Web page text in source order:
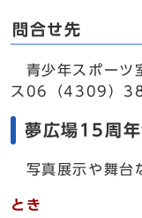
問合せ先
青少年スポー
ス06（4309）
夢広場15周
写真展示や舞台
とき